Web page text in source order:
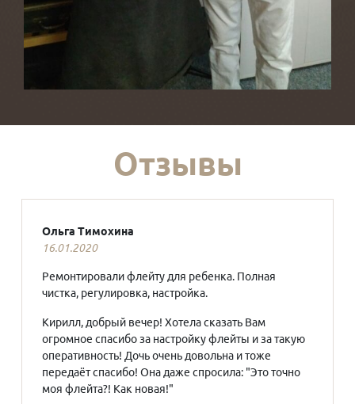
Отзывы
Ольга Тимохина
16.01.2020
Ремонтировали флейту для ребенка. Полная
чистка, регулировка, настройка.
Кирилл, добрый вечер! Хотела сказать Вам
огромное спасибо за настройку флейты и за такую
оперативность! Дочь очень довольна и тоже
передаёт спасибо! Она даже спросила: "Это точно
моя флейта?! Как новая!"